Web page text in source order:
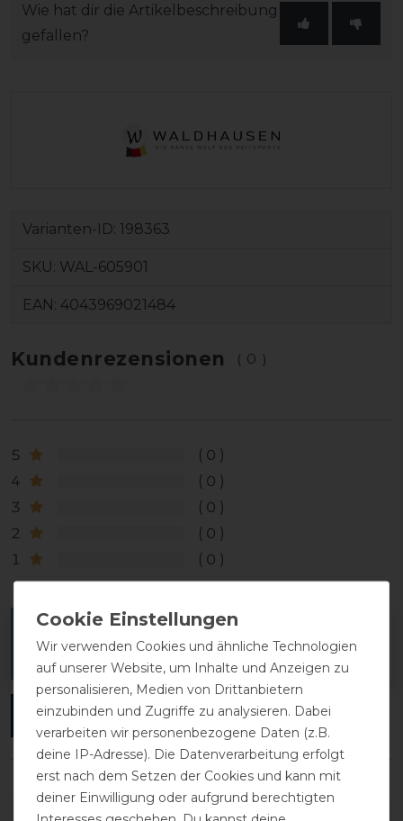
Wie hat dir die Artikelbeschreibung
gefallen?
Varianten-ID: 198363
SKU: WAL-605901
EAN: 4043969021484
Kundenrezensionen (0)
5
0
4
0
3
0
2
0
1
0
Melde dich an, um eine Kundenrezension zu
verfassen.
ANMELDEN
DETAILS ZUR PRODUKTSICHERHEIT
Wir verwenden Cookies und ähnliche Technologien
auf unserer Website, um Inhalte und Anzeigen zu
personalisieren, Medien von Drittanbietern
einzubinden und Zugriffe zu analysieren. Dabei
verarbeiten wir personenbezogene Daten (z.B.
deine IP-Adresse). Die Datenverarbeitung erfolgt
erst nach dem Setzen der Cookies und kann mit
deiner Einwilligung oder aufgrund berechtigten